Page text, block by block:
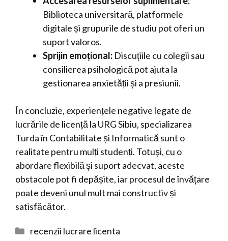
Biblioteca universitară, platformele
digitale și grupurile de studiu pot oferi un
suport valoros.
Sprijin emoțional: Discuțiile cu colegii sau
consilierea psihologică pot ajuta la
gestionarea anxietății și a presiunii.
În concluzie, experiențele negative legate de
lucrările de licență la URG Sibiu, specializarea
Turda în Contabilitate și Informatică sunt o
realitate pentru mulți studenți. Totuși, cu o
abordare flexibilă și suport adecvat, aceste
obstacole pot fi depășite, iar procesul de învățare
poate deveni unul mult mai constructiv și
satisfăcător.
Categorii
recenzii lucrare licenta